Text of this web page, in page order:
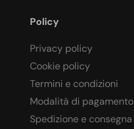
Policy
Privacy policy
Cookie policy
Termini e condizioni
Modalità di pagamento
Spedizione e consegna